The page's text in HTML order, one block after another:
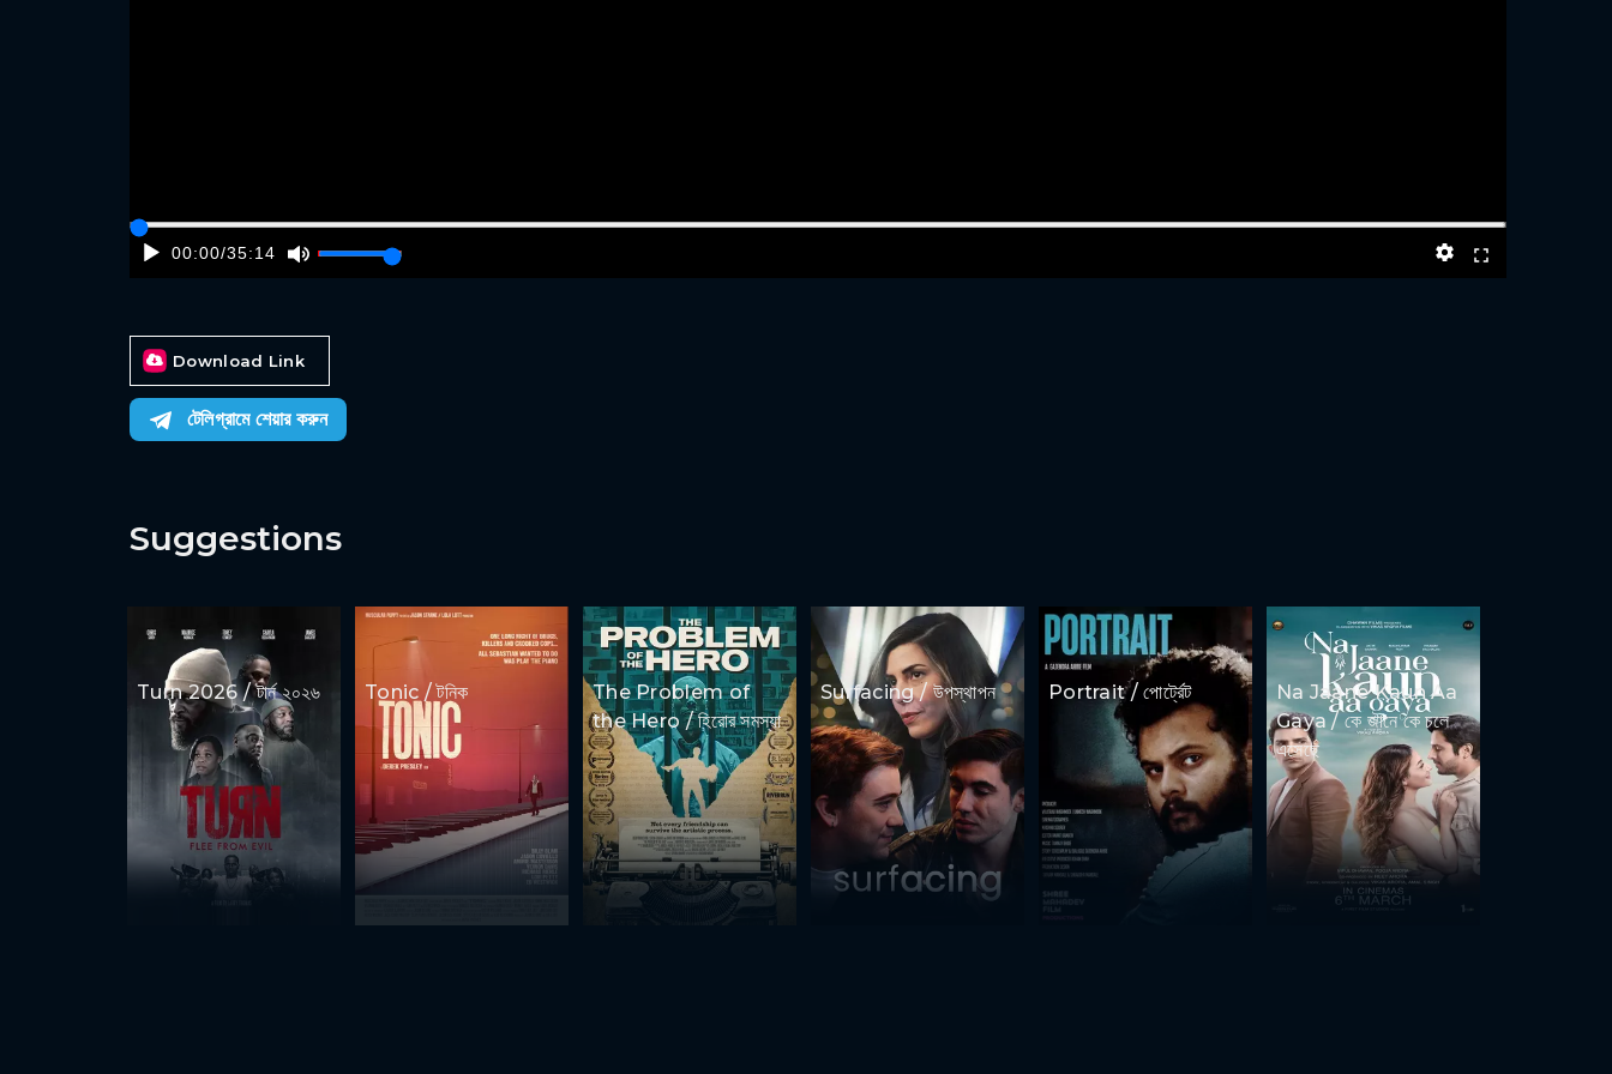
00:00/35:14
Download Link
টেলিগ্রামে শেয়ার করুন
Suggestions
Turn 2026 / টার্ন ২০২৬ Tonic / টনিক
The Problem of
the Hero / হিরোর সমস্যা
Surfacing / উপস্থাপন Portrait / পোর্ট্রেট
Na Jaane Kaun Aa
Gaya / কে জানে কে চলে
এসেছে